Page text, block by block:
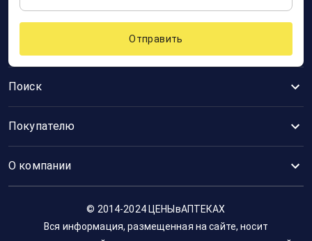
Поиск
Покупателю
О компании
Отправить
© 2014-2024 ЦЕНЫвАПТЕКАХ
Вся информация, размещенная на сайте, носит